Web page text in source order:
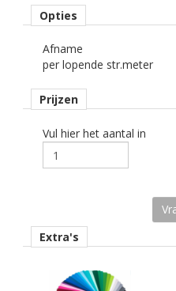
Kenmerk belijming
Ondergrond
75 mu.
Kleefkracht (N/1000 mm)
gecoat kraft papier
Opties
Afname
per lopende str.meter
Prijzen
Vul hier het aantal in
Extra's